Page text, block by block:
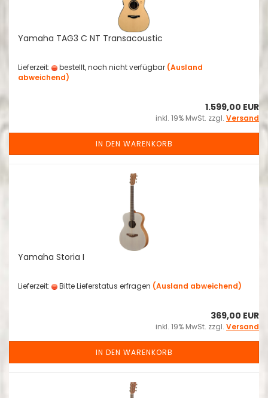
Yamaha TAG3 C NT Transacoustic
Lieferzeit: bestellt, noch nicht verfügbar (Ausland
abweichend)
1.599,00 EUR
inkl. 19% MwSt. zzgl. Versand
IN DEN WARENKORB
Yamaha Storia I
Lieferzeit: Bitte Lieferstatus erfragen (Ausland abweichend)
369,00 EUR
inkl. 19% MwSt. zzgl. Versand
IN DEN WARENKORB